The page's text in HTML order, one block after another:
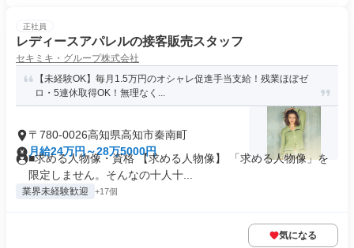
正社員
レディースアパレルの接客販売スタッフ
セキミキ・グループ株式会社
【未経験OK】毎月1.5万円のオシャレ促進手当支給！残業ほぼゼ
ロ・5連休取得OK！無理なく...
〒780-0026高知県高知市秦南町
月給24万円～28万5000円
■求める人物像・資格 【求める人物像】 「求める人物像」を
限定しません。そんなの十人十...
業界未経験歓迎 +17個
気になる